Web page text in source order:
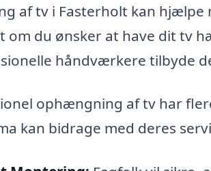
af tv i Fasterholt kan hjælpe
om du ønsker at have dit tv
håndværkere tilbyde
ophængning af tv har
kan bidrage med deres